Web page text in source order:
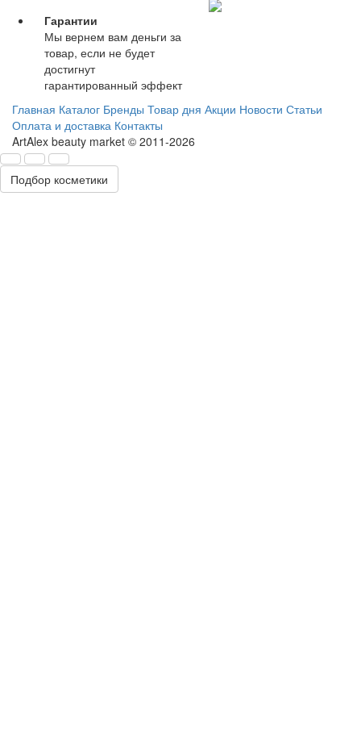
Гарантии
Мы вернем вам деньги за
товар, если не будет
достигнут
гарантированный эффект
Главная Каталог Бренды Товар дня Акции Новости Статьи
Оплата и доставка Контакты
ArtAlex beauty market © 2011-2026
Подбор косметики